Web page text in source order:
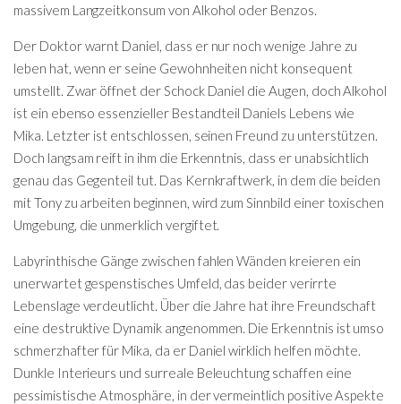
massivem Langzeitkonsum von Alkohol oder Benzos.
Der Doktor warnt Daniel, dass er nur noch wenige Jahre zu
leben hat, wenn er seine Gewohnheiten nicht konsequent
umstellt. Zwar öffnet der Schock Daniel die Augen, doch Alkohol
ist ein ebenso essenzieller Bestandteil Daniels Lebens wie
Mika. Letzter ist entschlossen, seinen Freund zu unterstützen.
Doch langsam reift in ihm die Erkenntnis, dass er unabsichtlich
genau das Gegenteil tut. Das Kernkraftwerk, in dem die beiden
mit Tony zu arbeiten beginnen, wird zum Sinnbild einer toxischen
Umgebung, die unmerklich vergiftet.
Labyrinthische Gänge zwischen fahlen Wänden kreieren ein
unerwartet gespenstisches Umfeld, das beider verirrte
Lebenslage verdeutlicht. Über die Jahre hat ihre Freundschaft
eine destruktive Dynamik angenommen. Die Erkenntnis ist umso
schmerzhafter für Mika, da er Daniel wirklich helfen möchte.
Dunkle Interieurs und surreale Beleuchtung schaffen eine
pessimistische Atmosphäre, in der vermeintlich positive Aspekte